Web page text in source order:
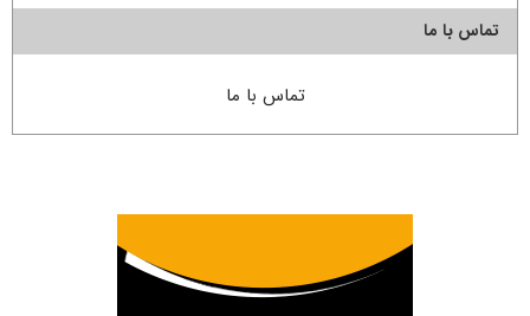
تماس با ما
تماس با ما